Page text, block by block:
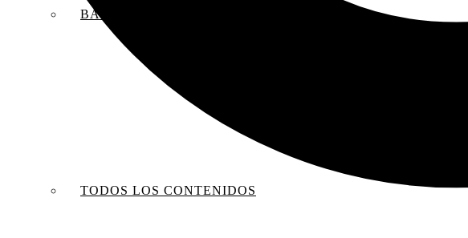
BANDAS SONORAS ORIGINALES
TODOS LOS CONTENIDOS